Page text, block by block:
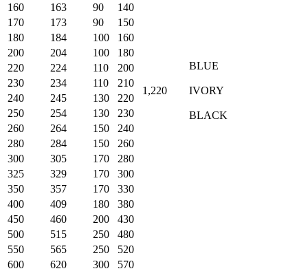
1,220
BLUE
IVORY
BLACK
160
163 90
140
170
173 90
150
180
184 100
160
200
204 100
180
220
224 110
200
230
234 110
210
240
245 130
220
250
254 130
230
260
264 150
240
280
284 150
260
300
305 170
280
325
329 170
300
350
357 170
330
400
409 180
380
450
460 200
430
500
515 250
480
550
565 250
520
600
620 300
570